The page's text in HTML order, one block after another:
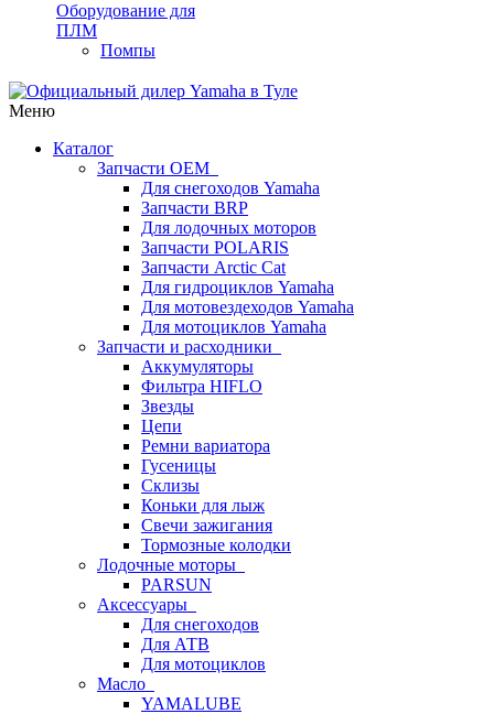
Оборудование для
ПЛМ
Помпы
Меню
Каталог
Запчасти OEM
Для снегоходов Yamaha
Запчасти BRP
Для лодочных моторов
Запчасти POLARIS
Запчасти Arctic Cat
Для гидроциклов Yamaha
Для мотовездеходов Yamaha
Для мотоциклов Yamaha
Запчасти и расходники
Аккумуляторы
Фильтра HIFLO
Звезды
Цепи
Ремни вариатора
Гусеницы
Склизы
Коньки для лыж
Свечи зажигания
Тормозные колодки
Лодочные моторы
PARSUN
Аксессуары
Для снегоходов
Для АТВ
Для мотоциклов
Масло
YAMALUBE